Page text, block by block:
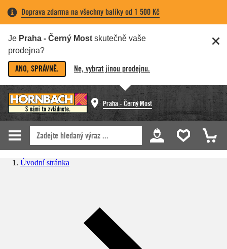
Doprava zdarma na všechny balíky od 1 500 Kč
Je Praha - Černý Most skutečně vaše
prodejna?
ANO, SPRÁVNĚ. Ne, vybrat jinou prodejnu.
Praha - Černý Most
Úvodní stránka